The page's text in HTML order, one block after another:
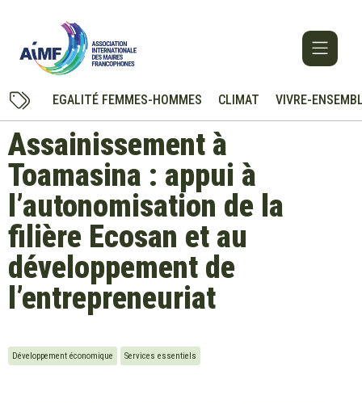
EGALITÉ FEMMES-HOMMES CLIMAT VIVRE-
Assainissement à
Toamasina : appui à
l’autonomisation de la
filière Ecosan et au
développement de
l’entrepreneuriat
Développement économique Services essentiels